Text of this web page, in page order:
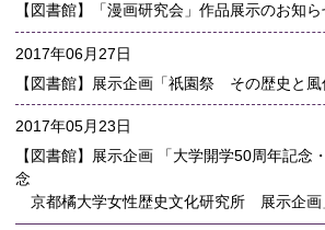
【図書館】「漫画研究会」作品展示のお知ら
2017年06月27日
【図書館】展示企画「祇園祭 その歴史と風
2017年05月23日
【図書館】展示企画 「大学開学50周年記念
念
京都橘大学女性歴史文化研究所 展示企画